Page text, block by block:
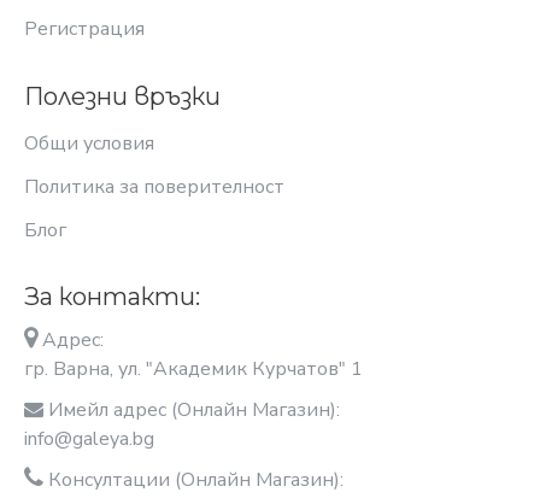
Регистрация
Полезни връзки
Общи условия
Политика за поверителност
Блог
За контакти:
Адрес:
гр. Варна, ул. "Академик Курчатов" 1
Имейл адрес (Онлайн Магазин):
info@galeya.bg
Консултации (Онлайн Магазин):